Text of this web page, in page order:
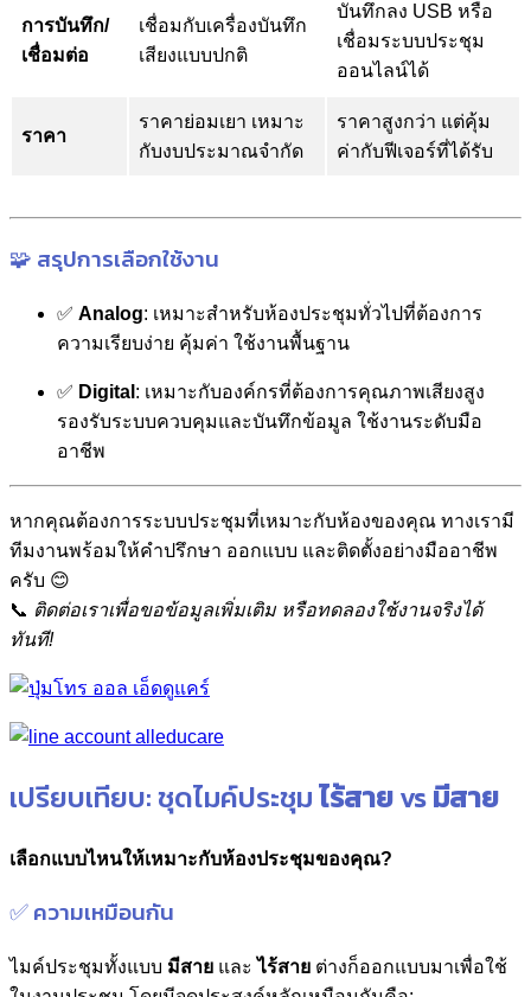
การบันทึก/
เชื่อมต่อ
เชื่อมกับเครื่องบันทึก
เสียงแบบปกติ
บันทึกลง USB หรือ
เชื่อมระบบประชุม
ออนไลน์ได้
ราคา
ราคาย่อมเยา เหมาะ
กับงบประมาณจำกัด
ราคาสูงกว่า แต่คุ้ม
ค่ากับฟีเจอร์ที่ได้รับ
🧩 สรุปการเลือกใช้งาน
✅ Analog: เหมาะสำหรับห้องประชุมทั่วไปที่ต้องการ
ความเรียบง่าย คุ้มค่า ใช้งานพื้นฐาน
✅ Digital : เหมาะกับองค์กรที่ต้องการคุณภาพเสียงสูง
รองรับระบบควบคุมและบันทึกข้อมูล ใช้งานระดับมือ
อาชีพ
หากคุณต้องการระบบประชุมที่เหมาะกับห้องของคุณ ทางเรามี
ทีมงานพร้อมให้คำปรึกษา ออกแบบ และติดตั้งอย่างมืออาชีพ
ครับ 😊
📞 ติดต่อเราเพื่อขอข้อมูลเพิ่มเติม หรือทดลองใช้งานจริงได้
ทันที!
เปรียบเทียบ: ชุดไมค์ประชุมไร้สายvsมีสาย
เลือกแบบไหนให้เหมาะกับห้องประชุมของคุณ?
✅ ความเหมือนกัน
ไมค์ประชุมทั้งแบบ มีสาย และไร้สาย ต่างก็ออกแบบมาเพื่อใช้